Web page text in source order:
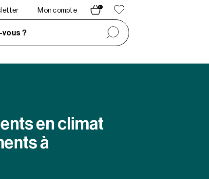
Mon compte
0
vous ?
en climat
à